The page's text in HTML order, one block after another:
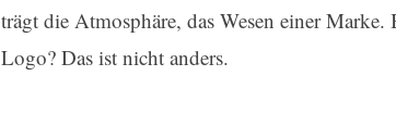
trägt die Atmosphäre, das Wesen einer
Logo? Das ist nicht anders.